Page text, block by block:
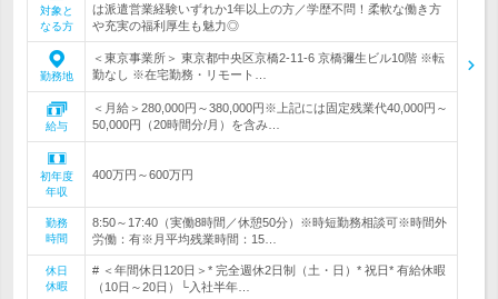
対象と
なる方
は派遣営業経験いずれか1年以上の方／学歴不問！柔軟な働き方
や充実の福利厚生も魅力◎
勤務地
＜東京事業所＞ 東京都中央区京橋2-11-6 京橋彌生ビル10階 ※転
勤なし ※在宅勤務・リモート…
給与
＜月給＞280,000円～380,000円※上記には固定残業代40,000円～
50,000円（20時間分/月）を含み…
初年度
年収
400万円～600万円
勤務
時間
8:50～17:40（実働8時間／休憩50分）※時短勤務相談可※時間外
労働：有※月平均残業時間：15…
休日
休暇
# ＜年間休日120日＞* 完全週休2日制（土・日）* 祝日* 有給休暇
（10日～20日）└入社半年…